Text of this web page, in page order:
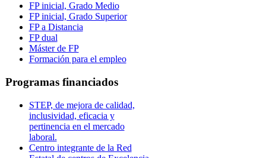
FP inicial, Grado Medio
FP inicial, Grado Superior
FP a Distancia
FP dual
Máster de FP
Formación para el empleo
Programas financiados
STEP, de mejora de calidad,
inclusividad, eficacia y
pertinencia en el mercado
laboral.
Centro integrante de la Red